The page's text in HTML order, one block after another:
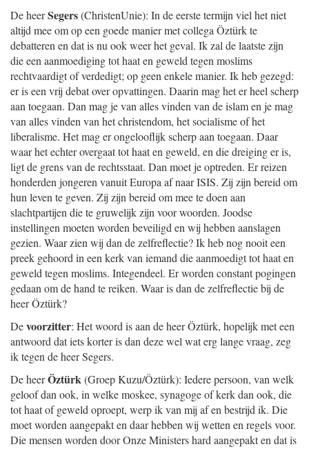
De heerSegers(ChristenUnie): In de eerste termijn viel het niet
altijd mee om op een goede manier met collega Öztürk te
debatteren en dat is nu ook weer het geval. Ik zal de laatste zijn
die een aanmoediging tot haat en geweld tegen moslims
rechtvaardigt of verdedigt; op geen enkele manier. Ik heb gezegd:
er is een vrij debat over opvattingen. Daarin mag het er heel scherp
aan toegaan. Dan mag je van alles vinden van de islam en je mag
van alles vinden van het christendom, het socialisme of het
liberalisme. Het mag er ongelooflijk scherp aan toegaan. Daar
waar het echter overgaat tot haat en geweld, en die dreiging er is,
ligt de grens van de rechtsstaat. Dan moet je optreden. Er reizen
honderden jongeren vanuit Europa af naar ISIS. Zij zijn bereid om
hun leven te geven. Zij zijn bereid om mee te doen aan
slachtpartijen die te gruwelijk zijn voor woorden. Joodse
instellingen moeten worden beveiligd en wij hebben aanslagen
gezien. Waar zien wij dan de zelfreflectie? Ik heb nog nooit een
preek gehoord in een kerk van iemand die aanmoedigt tot haat en
geweld tegen moslims. Integendeel. Er worden constant pogingen
gedaan om de hand te reiken. Waar is dan de zelfreflectie bij de
heer Öztürk?
Devoorzitter: Het woord is aan de heer Öztürk, hopelijk met een
antwoord dat iets korter is dan deze wel wat erg lange vraag, zeg
ik tegen de heer Segers.
De heerÖztürk(Groep Kuzu/Öztürk): Iedere persoon, van welk
geloof dan ook, in welke moskee, synagoge of kerk dan ook, die
tot haat of geweld oproept, werp ik van mij af en bestrijd ik. Die
moet worden aangepakt en daar hebben wij wetten en regels voor.
Die mensen worden door Onze Ministers hard aangepakt en dat is